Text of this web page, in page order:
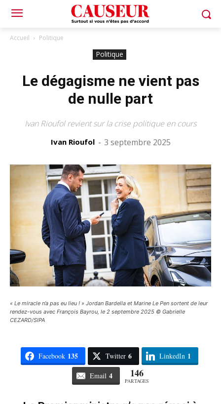
Accueil Politique
Politique
Le dégagisme ne vient pas
de nulle part
Ivan Rioufol revient sur la crise politique en cours
Ivan Rioufol - 3 septembre 2025
« Le miracle n’a pas eu lieu ! » Jordan Bardella et Marine Le Pen sortent de leur
rendez-vous avec François Bayrou, le 2 septembre 2025 © Gabrielle
CEZARD/SIPA
Facebook 135 Twitter 6 LinkedIn 1
Email 4 146
PARTAGES